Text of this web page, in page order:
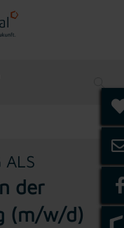
ALS
der
(m/w/d)